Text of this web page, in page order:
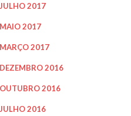
JULHO 2017
MAIO 2017
MARÇO 2017
DEZEMBRO 2016
OUTUBRO 2016
JULHO 2016